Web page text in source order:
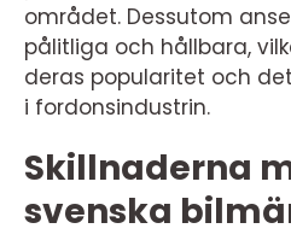
området. Dessutom
pålitliga och hållbara,
deras popularitet och
i fordonsindustrin.
Skillnaderna
svenska